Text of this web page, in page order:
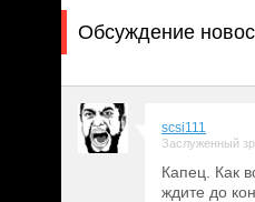
Обсуждение
scsi111
Заслуженный
Капец. Как
ждите до